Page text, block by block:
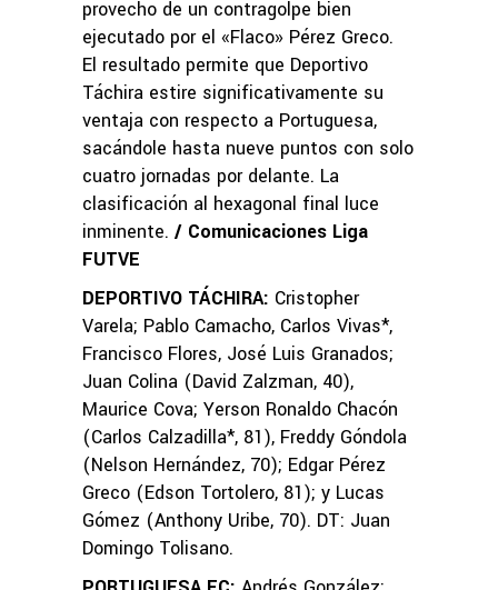
provecho de un contragolpe bien
ejecutado por el «Flaco» Pérez Greco.
El resultado permite que Deportivo
Táchira estire significativamente su
ventaja con respecto a Portuguesa,
sacándole hasta nueve puntos con solo
cuatro jornadas por delante. La
clasificación al hexagonal final luce
inminente. / Comunicaciones Liga
FUTVE
DEPORTIVO TÁCHIRA: Cristopher
Varela; Pablo Camacho, Carlos Vivas*,
Francisco Flores, José Luis Granados;
Juan Colina (David Zalzman, 40),
Maurice Cova; Yerson Ronaldo Chacón
(Carlos Calzadilla*, 81), Freddy Góndola
(Nelson Hernández, 70); Edgar Pérez
Greco (Edson Tortolero, 81); y Lucas
Gómez (Anthony Uribe, 70). DT: Juan
Domingo Tolisano.